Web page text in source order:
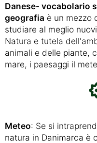
Danese- vocabolario
geografia è un mezzo
studiare al meglio
Natura e tutela
animali e delle piante,
mare, i paesaggi il
Meteo: Se si
natura in Danimarca è